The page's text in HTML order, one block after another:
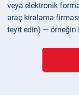
veya elektronik
araç kiralama
teyit edin) — örneğin